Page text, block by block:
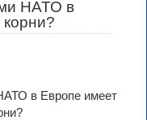
НАТО в